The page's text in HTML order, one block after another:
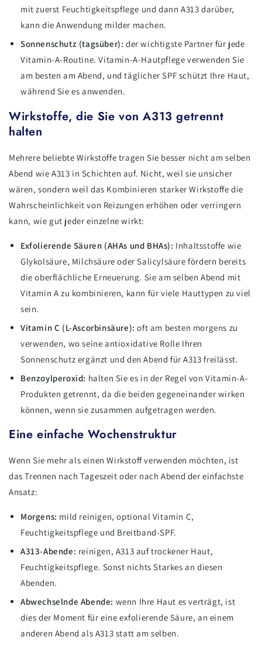
mit zuerst Feuchtigkeitspflege und dann A313 darüber,
kann die Anwendung milder machen.
Sonnenschutz (tagsüber): der wichtigste Partner für jede
Vitamin-A-Routine. Vitamin-A-Hautpflege verwenden Sie
am besten am Abend, und täglicher SPF schützt Ihre Haut,
während Sie es anwenden.
Wirkstoffe, die Sie von A313 getrennt
halten
Mehrere beliebte Wirkstoffe tragen Sie besser nicht am selben
Abend wie A313 in Schichten auf. Nicht, weil sie unsicher
wären, sondern weil das Kombinieren starker Wirkstoffe die
Wahrscheinlichkeit von Reizungen erhöhen oder verringern
kann, wie gut jeder einzelne wirkt:
Exfolierende Säuren (AHAs und BHAs): Inhaltsstoffe wie
Glykolsäure, Milchsäure oder Salicylsäure fördern bereits
die oberflächliche Erneuerung. Sie am selben Abend mit
Vitamin A zu kombinieren, kann für viele Hauttypen zu viel
sein.
Vitamin C (L-Ascorbinsäure): oft am besten morgens zu
verwenden, wo seine antioxidative Rolle Ihren
Sonnenschutz ergänzt und den Abend für A313 freilässt.
Benzoylperoxid: halten Sie es in der Regel von Vitamin-A-
Produkten getrennt, da die beiden gegeneinander wirken
können, wenn sie zusammen aufgetragen werden.
Eine einfache Wochenstruktur
Wenn Sie mehr als einen Wirkstoff verwenden möchten, ist
das Trennen nach Tageszeit oder nach Abend der einfachste
Ansatz:
Morgens: mild reinigen, optional Vitamin C,
Feuchtigkeitspflege und Breitband-SPF.
A313-Abende: reinigen, A313 auf trockener Haut,
Feuchtigkeitspflege. Sonst nichts Starkes an diesen
Abenden.
Abwechselnde Abende: wenn Ihre Haut es verträgt, ist
dies der Moment für eine exfolierende Säure, an einem
anderen Abend als A313 statt am selben.